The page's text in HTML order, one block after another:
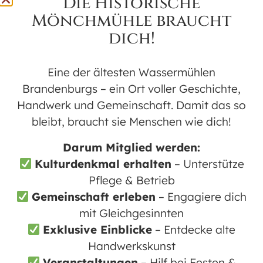
Kunst
NEUE KUNSTAUSSTELLUNG IN
DER MÖNCHMÜHLE
Alte Technik und schöpferischer
Ausdruck verbinden sich erneut in
Mühlenbecks historischer Mönchmühle
zu einer Einheit mit ganz eigener
Wirkung. Vom 1. Mai bis 7. Juli 2024 sind
dort, immer sonntags von 14:00 bis
17:00 Uhr, Collagen, Gemälde, Grafik,
Objekte und Skulpturen
zu sehen. Es
stellen aus: Hella Horstmeier, Dieter
Mönchmühle braucht
dich!
Eine der ältesten Wassermühlen
Brandenburgs – ein Ort voller Geschichte,
Handwerk und Gemeinschaft. Damit das so
bleibt, braucht sie Menschen wie dich!
Darum Mitglied werden:
Kulturdenkmal erhalten – Unterstütze
Pflege & Betrieb
Gemeinschaft erleben – Engagiere dich
mit Gleichgesinnten
Exklusive Einblicke – Entdecke alte
Handwerkskunst